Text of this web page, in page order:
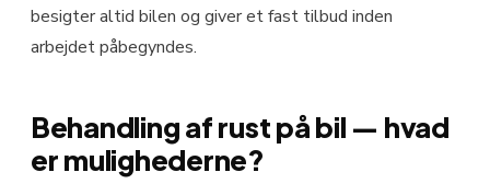
besigter altid bilen og giver et fast tilbud inden
arbejdet påbegyndes.
Behandling af rust på bil — hvad
er mulighederne?